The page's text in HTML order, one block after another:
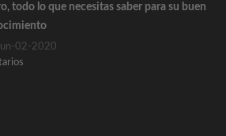
todo lo que necesitas saber para su buen
02-2020